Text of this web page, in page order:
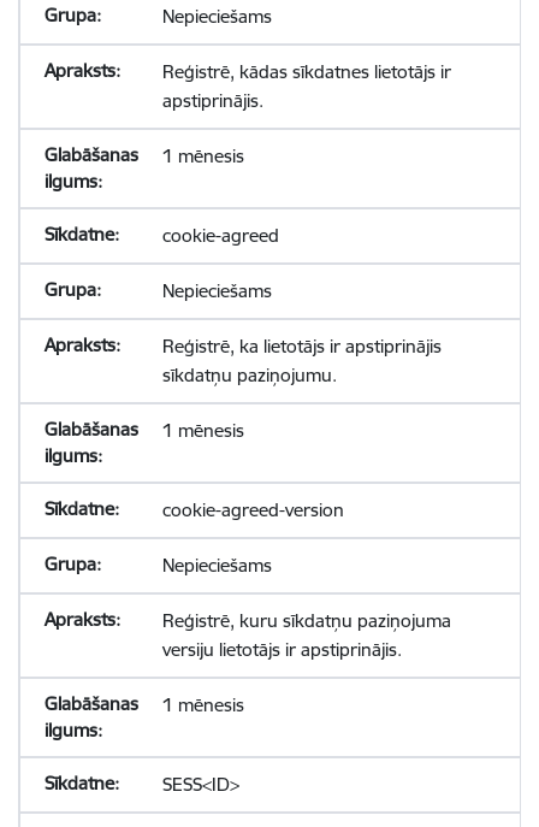
Nepieciešams
Reģistrē, kādas sīkdatnes lietotājs ir
apstiprinājis.
1 mēnesis
cookie-agreed
Nepieciešams
Reģistrē, ka lietotājs ir apstiprinājis
sīkdatņu paziņojumu.
1 mēnesis
cookie-agreed-version
Nepieciešams
Reģistrē, kuru sīkdatņu paziņojuma
versiju lietotājs ir apstiprinājis.
1 mēnesis
SESS<ID>